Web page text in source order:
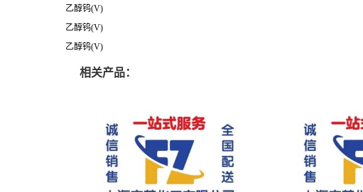
乙醇钨(V)
乙醇钨(V)
乙醇钨(V)
相关产品：